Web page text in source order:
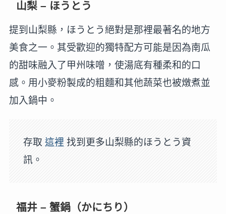
山梨 – ほうとう
提到山梨縣，ほうとう絕對是那裡最著名的地方
美食之一。其受歡迎的獨特配方可能是因為南瓜
的甜味融入了甲州味噌，使湯底有種柔和的口
感。用小麥粉製成的粗麵和其他蔬菜也被燉煮並
加入鍋中。
存取這裡 找到更多山梨縣的ほうとう資
訊。
福井 – 蟹鍋（かにちり）